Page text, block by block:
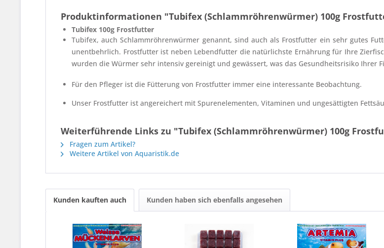
Produktinformationen "Tubifex (Schlammröhrenwürmer) 100g
Tubifex 100g Frostfutter
Tubifex, auch Schlammröhrenwürmer genannt, sind auch als Frostfutter ein sehr gutes
unentbehrlich. Frostfutter ist neben Lebendfutter die natürlichste Ernährung für Ihre
wurden die Würmer sehr intensiv gereinigt und gewässert, was das Gesundheitsrisiko Ihrer
Für den Pfleger ist die Fütterung von Frostfutter immer eine interessante Beobachtung.
Unser Frostfutter ist angereichert mit Spurenelementen, Vitaminen und ungesättigten
Weiterführende Links zu "Tubifex (Schlammröhrenwürmer) 100g
Fragen zum Artikel?
Weitere Artikel von Aquaristik.de
Kunden kauften auch Kunden haben sich ebenfalls angesehen